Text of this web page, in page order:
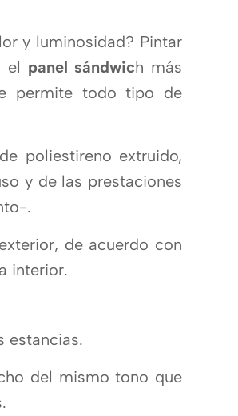
y luminosidad? Pintar
el panel sándwich más
permite todo tipo de
poliestireno extruido,
y de las prestaciones
.
de acuerdo con
interior.
estancias.
del mismo tono que